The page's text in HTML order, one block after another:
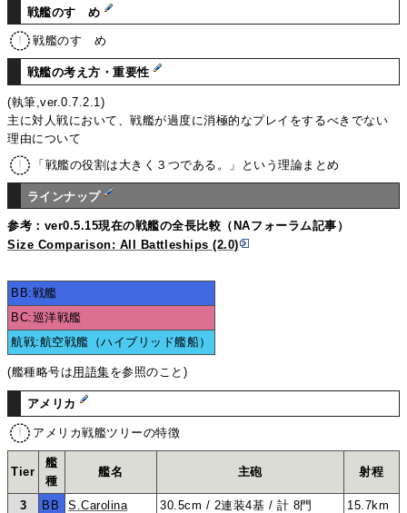
戦艦のすゝめ
戦艦のすゝめ
戦艦の考え方・重要性
(執筆,ver.0.7.2.1)
主に対人戦において、戦艦が過度に消極的なプレイをするべきでない
理由について
「戦艦の役割は大きく３つである。」という理論まとめ
ラインナップ
参考：ver0.5.15現在の戦艦の全長比較（NAフォーラム記事）
Size Comparison: All Battleships (2.0)
BB:戦艦
BC:巡洋戦艦
航戦:航空戦艦（ハイブリッド艦船）
(艦種略号は用語集を参照のこと)
アメリカ
アメリカ戦艦ツリーの特徴
Tier
艦
種
艦名 主砲 射程
3 BB S.Carolina 30.5cm / 2連装4基 / 計 8門 15.7km